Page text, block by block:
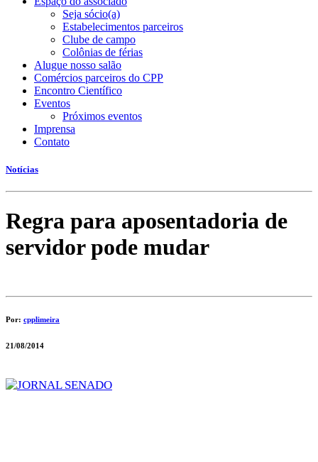
Seja sócio(a)
Estabelecimentos parceiros
Clube de campo
Colônias de férias
Alugue nosso salão
Comércios parceiros do CPP
Encontro Científico
Eventos
Próximos eventos
Imprensa
Contato
Notícias
Regra para aposentadoria de
servidor pode mudar
Por: cpplimeira
21/08/2014